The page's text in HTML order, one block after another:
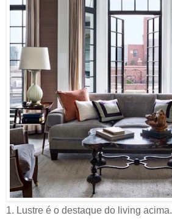
1. Lustre é o destaque do living acima.